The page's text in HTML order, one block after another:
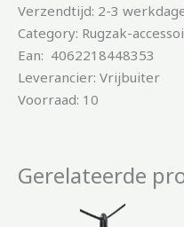
Verzendtijd: 2-3
Category: Rugzak-
Ean: 4062218448353
Leverancier: Vrijbuiter
Voorraad: 10
Gerelateerde